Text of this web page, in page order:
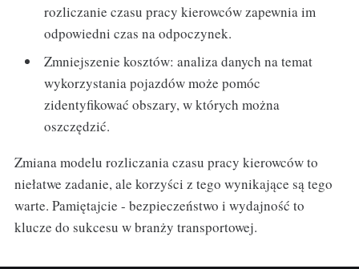
rozliczanie czasu pracy kierowców zapewnia im
odpowiedni czas na odpoczynek.
Zmniejszenie kosztów: analiza danych na temat
wykorzystania pojazdów może pomóc
zidentyfikować obszary, w których można
oszczędzić.
Zmiana modelu rozliczania czasu pracy kierowców to
niełatwe zadanie, ale korzyści z tego wynikające są tego
warte. Pamiętajcie - bezpieczeństwo i wydajność to
klucze do sukcesu w branży transportowej.